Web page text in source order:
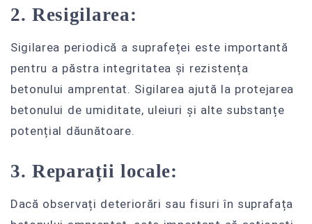
2. Resigilarea:
Sigilarea periodică a suprafeței este importantă
pentru a păstra integritatea și rezistența
betonului amprentat. Sigilarea ajută la protejarea
betonului de umiditate, uleiuri și alte substanțe
potențial dăunătoare.
3. Reparații locale:
Dacă observați deteriorări sau fisuri în suprafața